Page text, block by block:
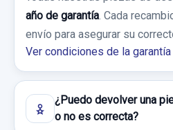
25,00 €
Sin IVA, gastos de envío no
Consultar por
año de garantía . Cada
envío para asegurar su
Ver condiciones de la garantía
¿Puedo devolver una
o no es correcta?